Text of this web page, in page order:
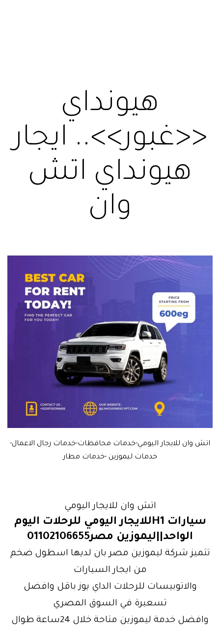
هيونداي
<<غبور>>.. ايجار
هيونداي اتش
وان
اتش وان للايجار اليومي-خدمات محافظات-خدمات رجال الاعمال-
خدمات ليموزين -خدمات مطار
اتش وان للايجار اليومي
سيارات H1للايجار اليومي للرحلات اليوم
الواحد||ليموزين مصر01102106655
تتميز شركة ليموزين مصر بان لديها اسطول ضخم
من ايجار السيارات
والاتوبيسات للرحلات الداي يوز باقل وافضل
تسعيرة في السوق المصري
وافضل خدمة ليموزين متاحة خلال 24ساعة طوال